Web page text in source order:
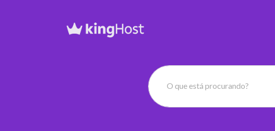
O que está procurando?